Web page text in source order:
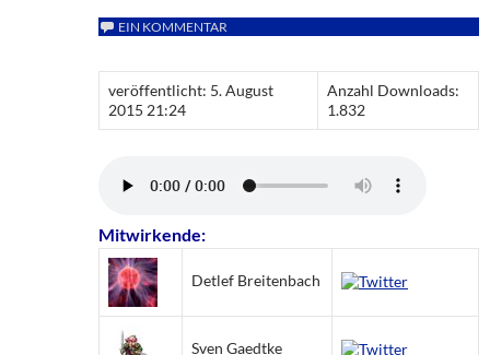
EIN KOMMENTAR
veröffentlicht: 5. August
2015 21:24
Anzahl Downloads:
1.832
Mitwirkende:
Detlef Breitenbach
Sven Gaedtke